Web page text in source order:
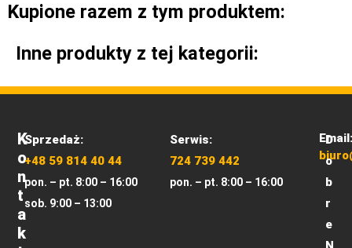
Kupione razem z tym produktem:
Inne produkty z tej kategorii:
K
O
N
T
A
K
Sprzedaż:
+48 59 814 40 44
pon. – pt. 8:00 – 16:00
sob. 9:00 – 13:00
Serwis:
724 739 442
pon. – pt. 8:00 – 16:00
Email:
D
o
b
r
e